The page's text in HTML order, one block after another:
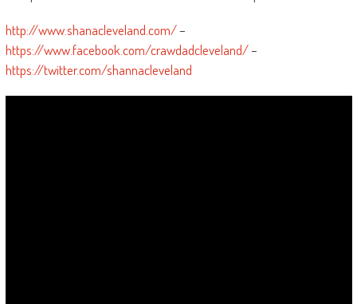
http://www.shanacleveland.com/–
https://www.facebook.com/crawdadcleveland/–
https://twitter.com/shannacleveland